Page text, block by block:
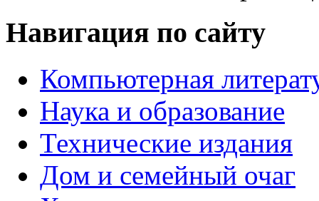
Навигация по сайту
Компьютерная
Наука и образование
Технические издания
Дом и семейный очаг